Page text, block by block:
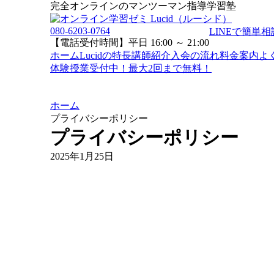
完全オンラインのマンツーマン指導学習塾
080-6203-0764
【電話受付時間】平日 16:00 ～ 21:00
LINEで簡単相
ホームLucidの特長講師紹介 入会の流れ料金案内よ
体験授業受付中！最大2回まで無料！
ホーム
プライバシーポリシー
プライバシーポリシー
2025年1月25日